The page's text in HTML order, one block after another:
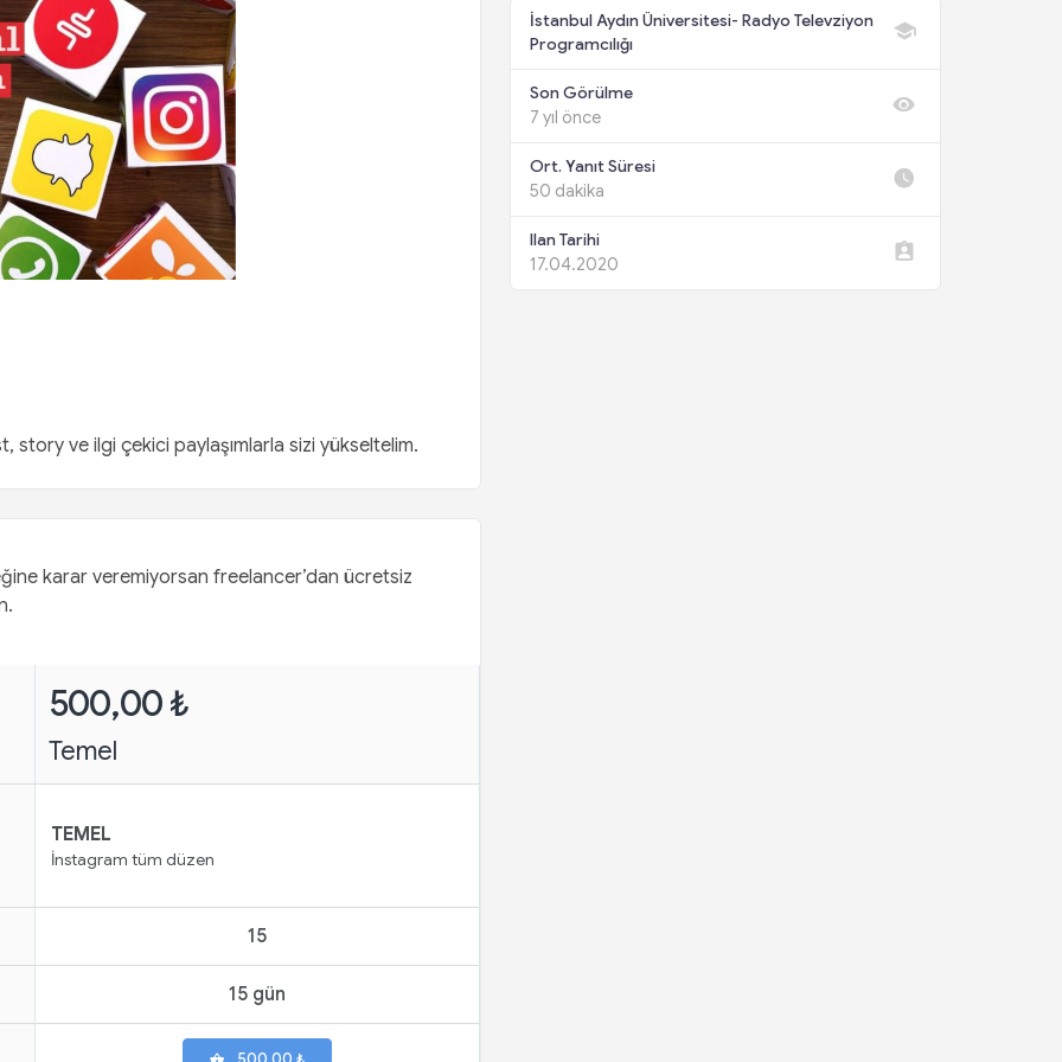
story ve ilgi çekici paylaşımlarla sizi yükseltelim.
karar veremiyorsan freelancer’dan ücretsiz
500,00 ₺
Temel
TEMEL
İnstagram tüm düzen
15
15 gün
İstanbul Aydın Üniversitesi- Radyo Televziyon
Programcılığı
Son Görülme
7 yıl önce
Ort. Yanıt Süresi
50 dakika
Ilan Tarihi
17.04.2020